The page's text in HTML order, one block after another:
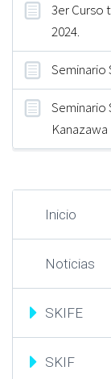
3er Curso
2024.
Seminario
Seminario
Kanazawa
Inicio
Noticias
SKIFE
SKIF